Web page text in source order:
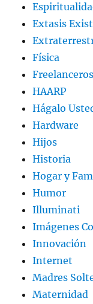
Extasis
Física
HAARP
Hágalo
Hardware
Hijos
Historia
Hogar y
Humor
Illuminati
Imágenes
Innovación
Internet
Madres
Maternidad